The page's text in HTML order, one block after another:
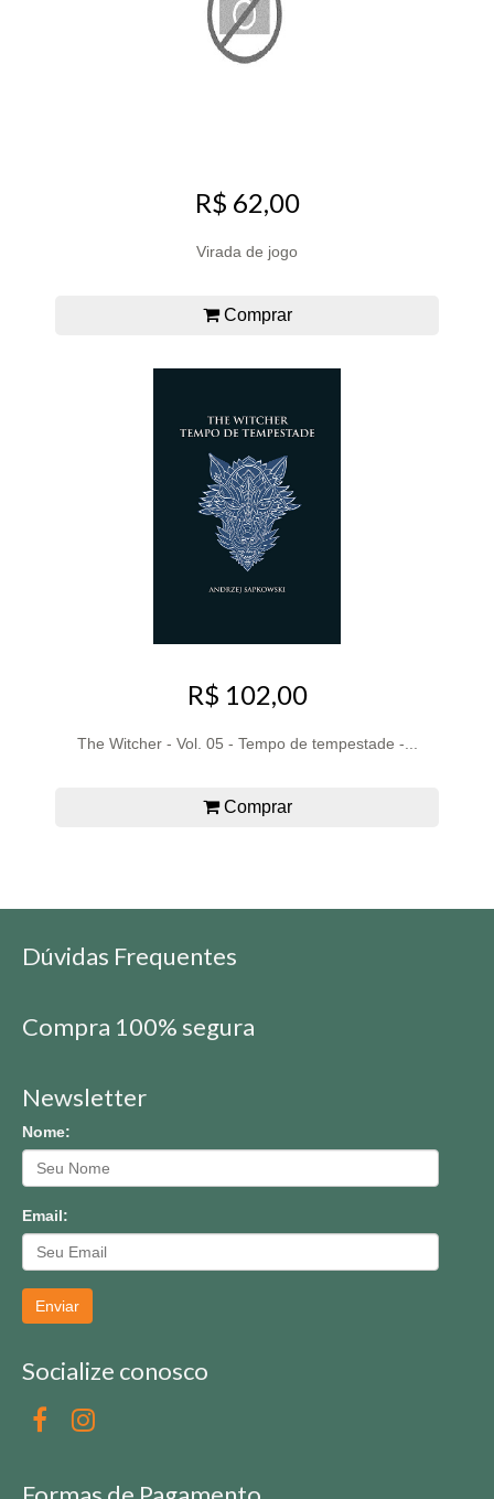
R$ 62,00
Virada de jogo
Comprar
R$ 102,00
The Witcher - Vol. 05 - Tempo de tempestade -...
Comprar
Dúvidas Frequentes
Compra 100% segura
Newsletter
Nome:
Email:
Enviar
Socialize conosco